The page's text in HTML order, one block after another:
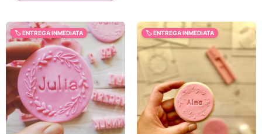
🏷️ ENTREGA INMEDIATA 🏷️ ENTREGA INMEDIATA